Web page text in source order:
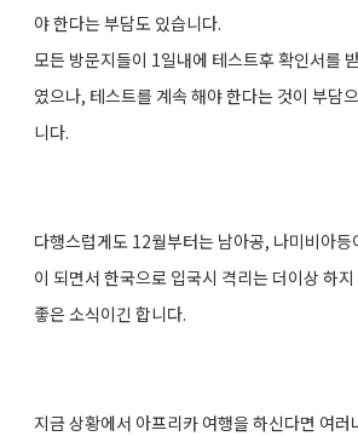
야 한다는 부담도 있습니다.
모든 방문지들이 1일내에 테스트후 확인서를
였으나, 테스트를 계속 해야 한다는 것이 부담
니다.
다행스럽게도 12월부터는 남아공, 나미비아등
이 되면서 한국으로 입국시 격리는 더이상 하
좋은 소식이긴 합니다.
지금 상황에서 아프리카 여행을 하신다면 여